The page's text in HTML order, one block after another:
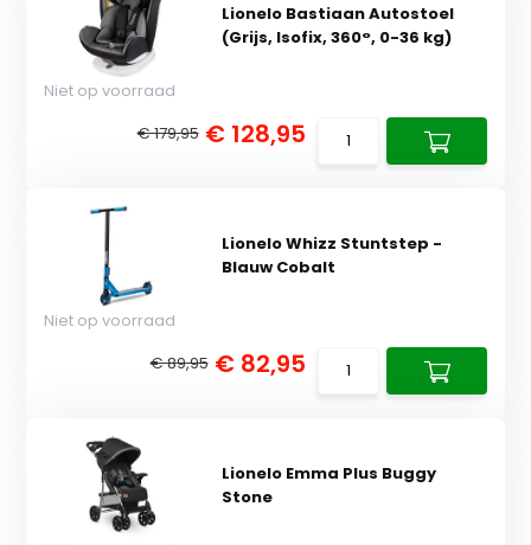
Lionelo Bastiaan Autostoel
(Grijs, Isofix, 360°, 0-36 kg)
Niet op voorraad
€ 179,95 € 128,95
Lionelo Whizz Stuntstep -
Blauw Cobalt
Niet op voorraad
€ 89,95 € 82,95
Lionelo Emma Plus Buggy
Stone